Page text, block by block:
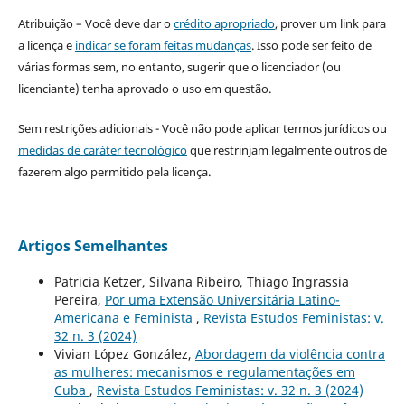
Atribuição – Você deve dar ocrédito apropriado, prover um link para
a licença e indicar se foram feitas mudanças. Isso pode ser feito de
várias formas sem, no entanto, sugerir que o licenciador (ou
licenciante) tenha aprovado o uso em questão.
Sem restrições adicionais - Você não pode aplicar termos jurídicos ou
medidas de caráter tecnológicoque restrinjam legalmente outros de
fazerem algo permitido pela licença.
Artigos Semelhantes
Patricia Ketzer, Silvana Ribeiro, Thiago Ingrassia
Pereira, Por uma Extensão Universitária Latino-
Americana e Feminista , Revista Estudos Feministas: v.
32 n. 3 (2024)
Vivian López González, Abordagem da violência contra
as mulheres: mecanismos e regulamentações em
Cuba , Revista Estudos Feministas: v. 32 n. 3 (2024)